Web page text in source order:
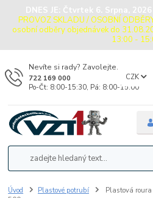
DNES JE: Čtvrtek 6. Srpna, 2026
PROVOZ SKLADU / OSOBNÍ
osobní odběry objednávek do
13:00 -
CZK
Nevíte si rady? Zavolejte.
722 169 000
Po-Čt: 8:00-15:30, Pá: 8:00-15:00
Úvod Plastové potrubí
Plastová